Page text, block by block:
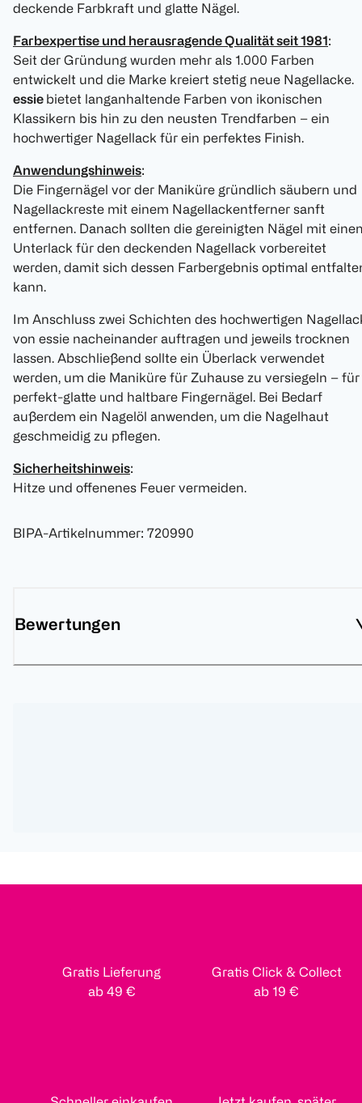
deckende Farbkraft und glatte Nägel.
Farbexpertise und herausragende Qualität seit 1981:
Seit der Gründung wurden mehr als 1.000 Farben
entwickelt und die Marke kreiert stetig neue Nagellacke.
essie bietet langanhaltende Farben von ikonischen
Klassikern bis hin zu den neusten Trendfarben – ein
hochwertiger Nagellack für ein perfektes Finish.
Anwendungshinweis:
Die Fingernägel vor der Maniküre gründlich säubern und
Nagellackreste mit einem Nagellackentferner sanft
entfernen. Danach sollten die gereinigten Nägel mit
Unterlack für den deckenden Nagellack vorbereitet
werden, damit sich dessen Farbergebnis optimal
kann.
Im Anschluss zwei Schichten des hochwertigen
von essie nacheinander auftragen und jeweils trocknen
lassen. Abschließend sollte ein Überlack verwendet
werden, um die Maniküre für Zuhause zu versiegeln – für
perfekt-glatte und haltbare Fingernägel. Bei Bedarf
außerdem ein Nagelöl anwenden, um die Nagelhaut
geschmeidig zu pflegen.
Sicherheitshinweis:
Hitze und offenenes Feuer vermeiden.
BIPA-Artikelnummer: 720990
Bewertungen
Gratis Lieferung
ab 49 €
Gratis Click & Collect
ab 19 €